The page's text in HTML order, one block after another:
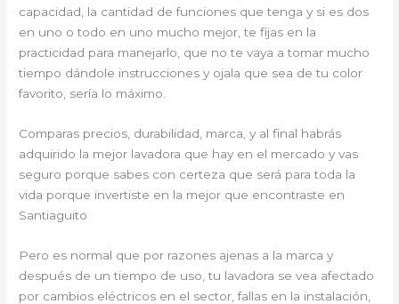
capacidad, la cantidad de funciones que tenga y si es dos
en uno o todo en uno mucho mejor, te fijas en la
practicidad para manejarlo, que no te vaya a tomar mucho
tiempo dándole instrucciones y ojala que sea de tu color
favorito, sería lo máximo.
Comparas precios, durabilidad, marca, y al final habrás
adquirido la mejor lavadora que hay en el mercado y vas
seguro porque sabes con certeza que será para toda la
vida porque invertiste en la mejor que encontraste en
Santiaguito
Pero es normal que por razones ajenas a la marca y
después de un tiempo de uso, tu lavadora se vea afectado
por cambios eléctricos en el sector, fallas en la instalación,